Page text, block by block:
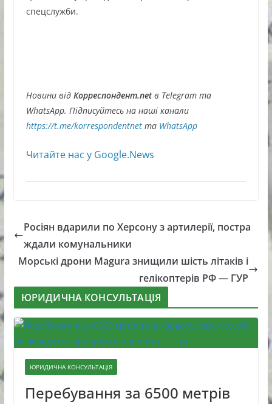
спецслужби.
Новини відКорреспондент.netв Telegram та
WhatsApp. Підписуйтесь на наші канали
https://t.me/korrespondentnetта WhatsApp
Читайте нас у Google.News
Росіян вдарили по Херсону з артилерії, постра
ждали комунальники
Морські дрони Magura знищили шість літаків і
гелікоптерів РФ — ГУР
ЮРИДИЧНА КОНСУЛЬТАЦІЯ
ЮРИДИЧНА КОНСУЛЬТАЦІЯ
Перебування за 6500 метрів